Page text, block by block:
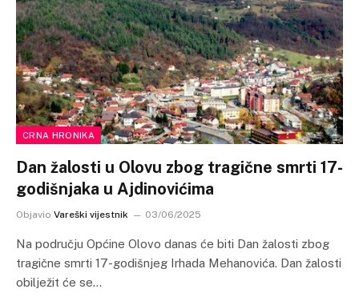
CRNA HRONIKA
Dan žalosti u Olovu zbog tragične smrti 17-
godišnjaka u Ajdinovićima
Objavio Vareški vijestnik 03/06/2025
Na području Općine Olovo danas će biti Dan žalosti zbog
tragične smrti 17-godišnjeg Irhada Mehanovića. Dan žalosti
obilježit će se…